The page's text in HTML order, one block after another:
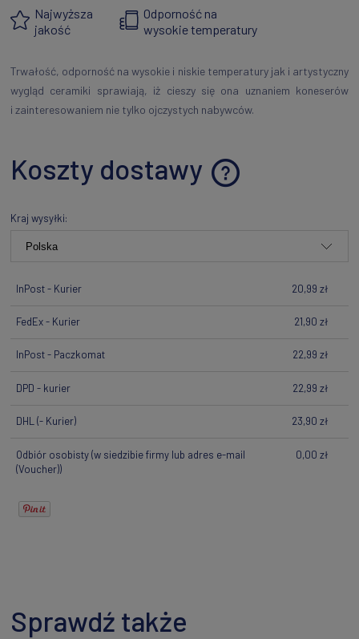
Najwyższa
jakość
Odporność na
wysokie temperatury
Trwałość, odporność na wysokie i niskie temperatury jak i artystyczny
wygląd ceramiki sprawiają, iż cieszy się ona uznaniem koneserów
i zainteresowaniem nie tylko ojczystych nabywców.
Koszty dostawy
Cena nie zawiera ewentualnych kosztów płatności
Kraj wysyłki:
InPost - Kurier 20,99 zł
FedEx - Kurier 21,90 zł
InPost - Paczkomat 22,99 zł
DPD - kurier 22,99 zł
DHL (- Kurier) 23,90 zł
Odbiór osobisty(w siedzibie firmy lub adres e-mail
(Voucher))
0,00 zł
Sprawdź także